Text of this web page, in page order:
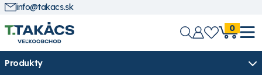
info@takacs.sk
0
Produkty